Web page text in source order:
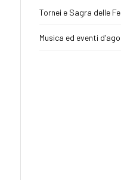
Tornei e Sagra delle
Musica ed eventi